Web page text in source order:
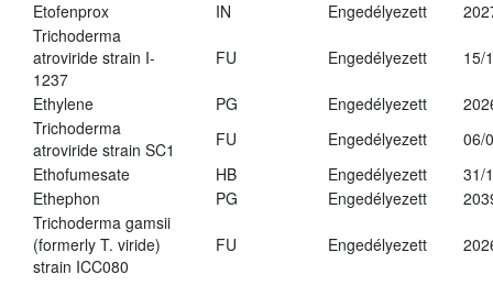
Etofenprox
IN Engedélyezett
Trichoderma
atroviride strain I-
1237
FU Engedélyezett 15/
Ethylene PG Engedélyezett
Trichoderma
atroviride strain SC1
FU Engedélyezett
06/
Ethofumesate
HB Engedélyezett
31/
Ethephon
PG Engedélyezett
Trichoderma gamsii
(formerly T. viride)
strain ICC080
FU Engedélyezett